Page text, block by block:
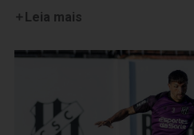
Leia mais